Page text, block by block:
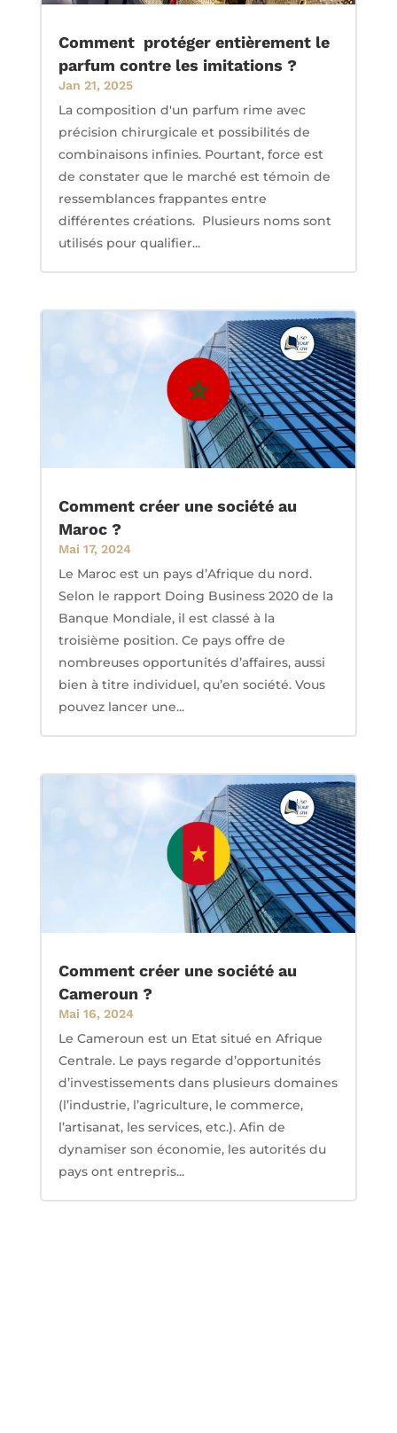
Comment protéger entièrement le
parfum contre les imitations ?
Jan 21, 2025
La composition d'un parfum rime avec
précision chirurgicale et possibilités de
combinaisons infinies. Pourtant, force est
de constater que le marché est témoin de
ressemblances frappantes entre
différentes créations. Plusieurs noms sont
utilisés pour qualifier...
Comment créer une société au
Maroc ?
Mai 17, 2024
Le Maroc est un pays d’Afrique du nord.
Selon le rapport Doing Business 2020 de la
Banque Mondiale, il est classé à la
troisième position. Ce pays offre de
nombreuses opportunités d’affaires, aussi
bien à titre individuel, qu’en société. Vous
pouvez lancer une...
Comment créer une société au
Cameroun ?
Mai 16, 2024
Le Cameroun est un Etat situé en Afrique
Centrale. Le pays regarde d’opportunités
d’investissements dans plusieurs domaines
(l’industrie, l’agriculture, le commerce,
l’artisanat, les services, etc.). Afin de
dynamiser son économie, les autorités du
pays ont entrepris...